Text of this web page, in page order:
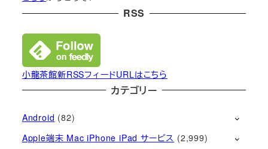
RSS
小龍茶館新RSSフィードURLはこちら
カテゴリー
Android (82)
Apple端末 Mac iPhone iPad サービス (2,999)